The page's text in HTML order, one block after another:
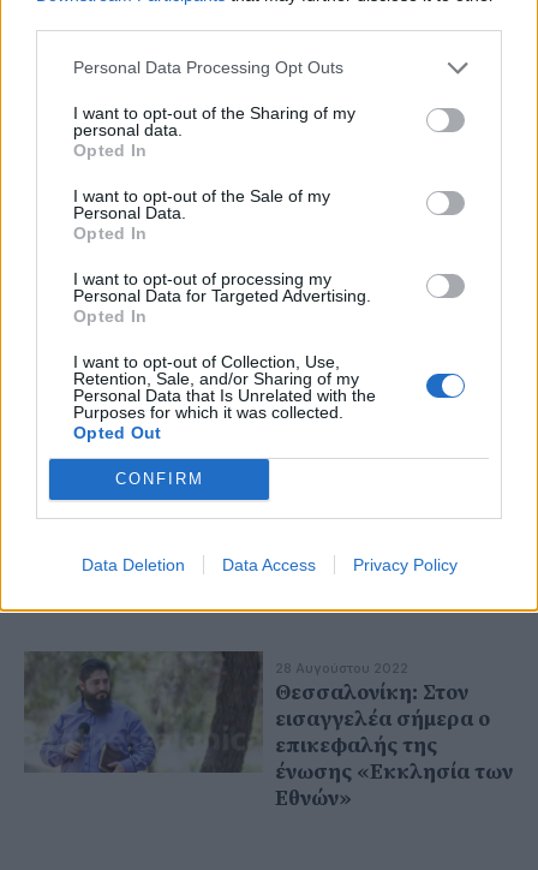
Personal Data Processing Opt Outs
I want to opt-out of the Sharing of my
personal data.
Opted In
I want to opt-out of the Sale of my
Personal Data.
Opted In
I want to opt-out of processing my
Personal Data for Targeted Advertising.
Opted In
I want to opt-out of Collection, Use,
Retention, Sale, and/or Sharing of my
Personal Data that Is Unrelated with the
Purposes for which it was collected.
Opted Out
CONFIRM
Data Deletion Data Access Privacy Policy
κενά των Θεολόγων
Το μάθημα των
προεκλογική
28 Αυγούστου 2022
Θεσσαλονίκη: Στον
εισαγγελέα σήμερα ο
επικεφαλής της
ένωσης «Εκκλησία των
Εθνών»